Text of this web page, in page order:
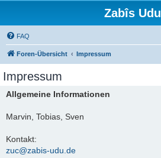
Zabîs Udu
FAQ
Foren-Übersicht Impressum
Impressum
Allgemeine Informationen
Marvin, Tobias, Sven
Kontakt:
zuc@zabis-udu.de